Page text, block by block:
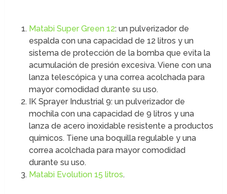
Matabi Super Green 12: un pulverizador de
espalda con una capacidad de 12 litros y un
sistema de protección de la bomba que evita la
acumulación de presión excesiva. Viene con una
lanza telescópica y una correa acolchada para
mayor comodidad durante su uso.
IK Sprayer Industrial 9: un pulverizador de
mochila con una capacidad de 9 litros y una
lanza de acero inoxidable resistente a productos
químicos. Tiene una boquilla regulable y una
correa acolchada para mayor comodidad
durante su uso.
Matabi Evolution 15 litros.